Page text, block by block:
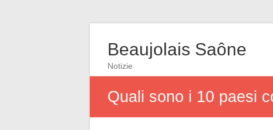
Beaujolais Saône
Notizie
Quali sono i 10 paesi